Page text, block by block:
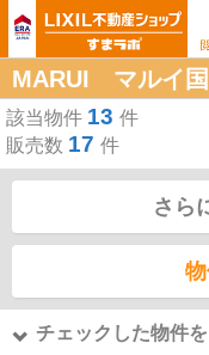
MARUI マルイ国
該当物件 13 件
販売数 17 件
さら
チェックした物件